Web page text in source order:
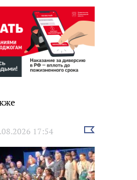
17:54
Выбрать